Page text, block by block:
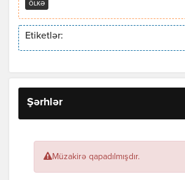
ÖLKƏ
Etiketlər:
Şərhlər
Müzakirə qapadılmışdır.